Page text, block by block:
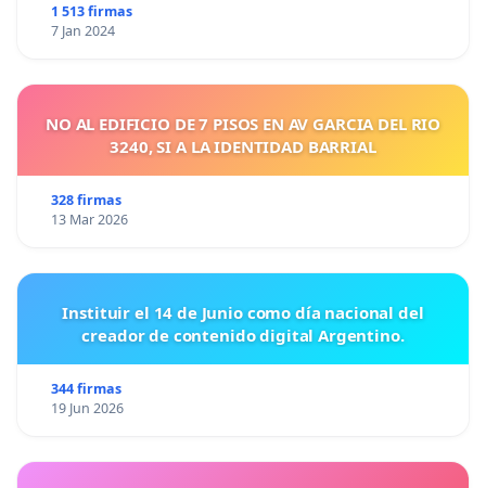
1 513 firmas
7 Jan 2024
NO AL EDIFICIO DE 7 PISOS EN AV GARCIA DEL RIO
3240, SI A LA IDENTIDAD BARRIAL
328 firmas
13 Mar 2026
Instituir el 14 de Junio como día nacional del
creador de contenido digital Argentino.
344 firmas
19 Jun 2026